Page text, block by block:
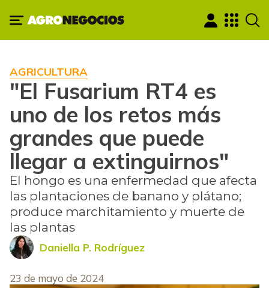
AGRICULTURA
"El Fusarium RT4 es
uno de los retos más
grandes que puede
llegar a extinguirnos"
El hongo es una enfermedad que afecta
las plantaciones de banano y plátano;
produce marchitamiento y muerte de
las plantas
Daniella P. Rodríguez
23 de mayo de 2024